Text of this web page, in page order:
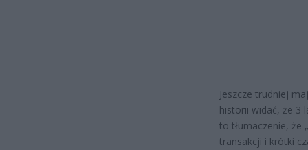
Jeszcze trudniej
historii widać, że 3
to tłumaczenie, że
transakcji i krótki